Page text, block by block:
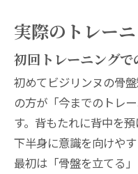
実際のトレー
初回トレーニングで
初めてビジリンヌの骨
の方が「今までのトレ
す。背もたれに背中を
下半身に意識を向けやす
最初は「骨盤を立てる